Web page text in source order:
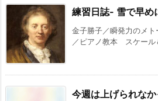
練習日誌- 雪で早め
金子勝子／瞬発力のメ
／ピアノ教本 スケール
今週は上げられなか